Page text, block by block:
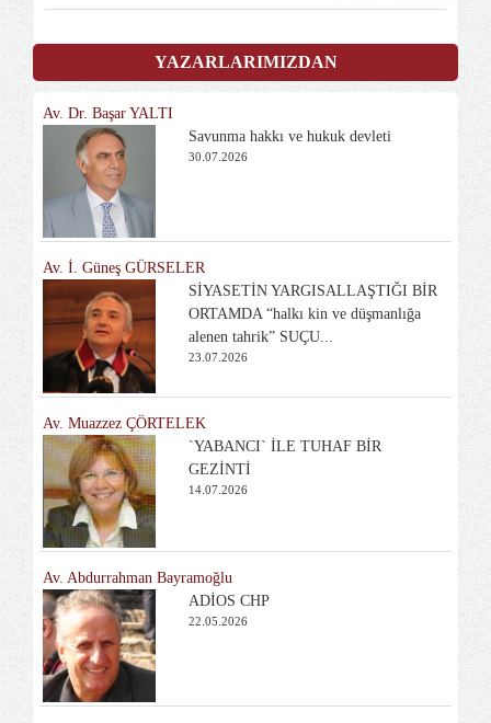
YAZARLARIMIZDAN
Av. Dr. Başar YALTI
Savunma hakkı ve hukuk devleti
30.07.2026
Av. İ. Güneş GÜRSELER
SİYASETİN YARGISALLAŞTIĞI BİR
ORTAMDA “halkı kin ve düşmanlığa
alenen tahrik” SUÇU...
23.07.2026
Av. Muazzez ÇÖRTELEK
`YABANCI` İLE TUHAF BİR
GEZİNTİ
14.07.2026
Av. Abdurrahman Bayramoğlu
ADİOS CHP
22.05.2026